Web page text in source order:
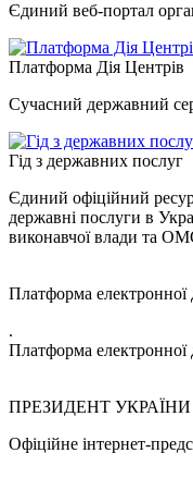
Єдиний веб-портал
Платформа Дія Центрів
Сучасний державний
Гід з державних послуг
Єдиний офіційний
державні послуги в
виконавчої влади та
Платформа електронної
.
Платформа електронної
ПРЕЗИДЕНТ УКРАЇНИ
Офіційне інтернет-